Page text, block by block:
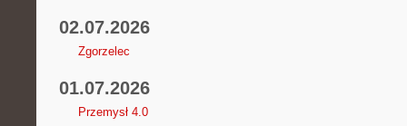
02.07.2026
Zgorzelec
01.07.2026
Przemysł 4.0